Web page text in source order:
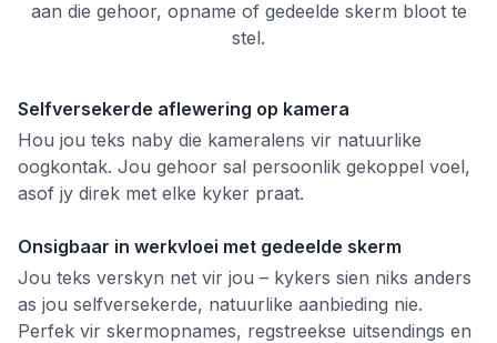
aan die gehoor, opname of gedeelde skerm bloot te
stel.
Selfversekerde aflewering op kamera
Hou jou teks naby die kameralens vir natuurlike
oogkontak. Jou gehoor sal persoonlik gekoppel voel,
asof jy direk met elke kyker praat.
Onsigbaar in werkvloei met gedeelde skerm
Jou teks verskyn net vir jou – kykers sien niks anders
as jou selfversekerde, natuurlike aanbieding nie.
Perfek vir skermopnames, regstreekse uitsendings en